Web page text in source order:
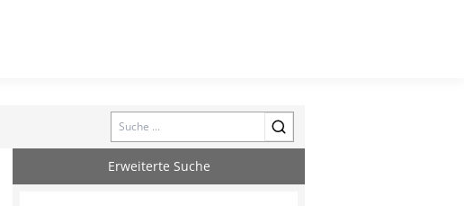
Search
Erweiterte Suche